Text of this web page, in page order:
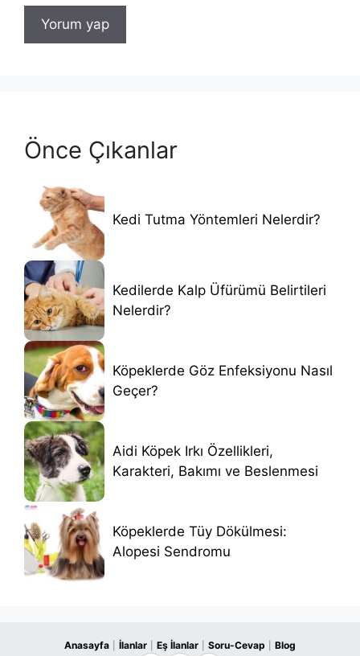
Önce Çıkanlar
Kedi Tutma Yöntemleri Nelerdir?
Kedilerde Kalp Üfürümü Belirtileri
Nelerdir?
Köpeklerde Göz Enfeksiyonu Nasıl
Geçer?
Aidi Köpek Irkı Özellikleri,
Karakteri, Bakımı ve Beslenmesi
Köpeklerde Tüy Dökülmesi:
Alopesi Sendromu
Anasayfa İlanlar Eş İlanlar Soru-Cevap Blog